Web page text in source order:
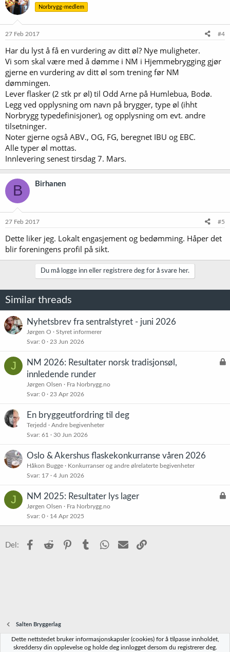
Norbrygg-medlem
27 Feb 2017 #4
Har du lyst å få en vurdering av ditt øl? Nye muligheter.
Vi som skal være med å dømme i NM i Hjemmebrygging gjør
gjerne en vurdering av ditt øl som trening før NM
dømmingen.
Lever flasker (2 stk pr øl) til Odd Arne på Humlebua, Bodø.
Legg ved opplysning om navn på brygger, type øl (ihht
Norbrygg typedefinisjoner), og opplysning om evt. andre
tilsetninger.
Noter gjerne også ABV., OG, FG, beregnet IBU og EBC.
Alle typer øl mottas.
Innlevering senest tirsdag 7. Mars.
B Birhanen
27 Feb 2017 #5
Dette liker jeg. Lokalt engasjement og bedømming. Håper det
blir foreningens profil på sikt.
Du må logge inn eller registrere deg for å svare her.
Similar threads
Nyhetsbrev fra sentralstyret - juni 2026
Jørgen O
Styret informerer
Svar 0 23 Jun 2026
J
L
NM 2026: Resultater norsk tradisjonsøl,
innledende runder
Jørgen Olsen
Fra Norbrygg.no
Svar 0 23 Apr 2026
En bryggeutfordring til deg
Terjedd
Andre begivenheter
Svar 61 30 Jun 2026
Oslo & Akershus flaskekonkurranse våren 2026
Håkon Bugge
Konkurranser og andre ølrelaterte begivenheter
Svar 17 4 Jun 2026
J
L
t
NM 2025: Resultater lys lager
Jørgen Olsen
Fra Norbrygg.no
Svar 0 14 Apr 2025
Del: Facebook
Reddit PinterestTumblr WhatsApp
E-post
Salten Bryggerlag
Norbrygg-default
Dette nettstedet bruker informasjonskapsler (cookies) for å tilpasse innholdet,
skreddersy din opplevelse og holde deg innlogget dersom du registrerer deg.